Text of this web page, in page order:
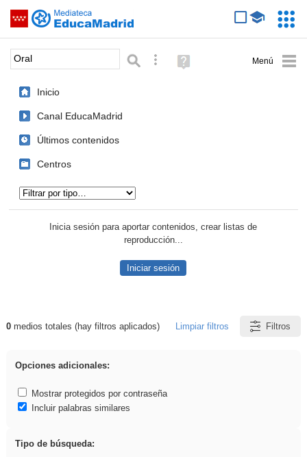
Saltar navegación
Palabra o frase: Búsqueda avanzada
Ayuda
(en
Inicio
Canal EducaMadrid
Últimos contenidos
Centros
Inicia sesión para aportar contenidos, crear listas de
reproducción...
Iniciar sesión
Resultados de: Oral
0medios totales (hay filtros aplicados) Limpiar filtros Filtros
Opciones adicionales:
Mostrar protegidos por contraseña
Incluir palabras similares
Tipo de búsqueda: